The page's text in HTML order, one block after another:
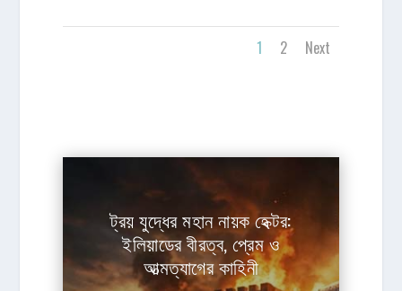
1 2 Next
ট্রয় যুদ্ধের মহান নায়ক হেক্টর:
ইলিয়াডের বীরত্ব, প্রেম ও
আত্মত্যাগের কাহিনী